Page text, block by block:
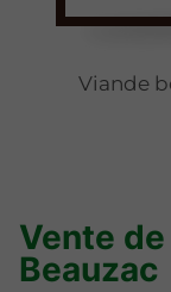
Viande
Vente
Beauzac